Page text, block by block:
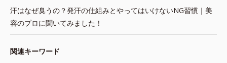
汗はなぜ臭うの？発汗の仕組みとやってはいけないNG習慣｜美
容のプロに聞いてみました！
関連キーワード